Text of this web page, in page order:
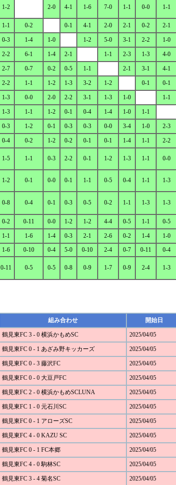
1-2 2-0 4-1 1-6 7-0 1-1 0-0 1-1
1-1 0-2 0-1 4-1 2-0 2-1 0-2 2-1
0-3 1-4 1-0 1-2 5-0 3-1 2-2 1-0
2-2 6-1 1-4 2-1 1-1 2-3 1-3 4-0
2-7 0-7 0-2 0-5 1-1 2-1 3-1 4-1
2-2 1-1 1-2 1-3 3-2 1-2 0-1 0-1
1-3 0-0 2-0 2-2 3-1 1-3 1-0 1-1
1-3 1-1 1-2 0-1 0-4 1-4 1-0 1-1
0-3 1-2 0-1 0-3 0-3 0-0 3-4 1-0 2-3
0-4 0-2 1-2 0-2 0-1 0-1 1-4 1-1 2-2
1-5 1-1 0-3 2-2 0-1 1-2 1-3 1-1 0-0
1-2 0-1 0-0 0-1 1-1 0-5 0-4 1-1 1-3
0-8 0-4 0-1 0-3 0-5 0-2 1-1 1-3 1-3
0-2 0-11 0-0 1-2 1-2 4-4 0-5 1-1 0-5
1-1 1-6 1-4 0-3 2-1 2-6 0-2 1-4 1-0
1-6 0-10 0-4 5-0 0-10 2-4 0-7 0-11 0-4
0-11 0-5 0-5 0-8 0-9 1-7 0-9 2-4 1-3
組み合わせ
開始日
鶴見東FC 3 - 0 横浜かもめSC 2025/04/05
鶴見東FC 0 - 1 あざみ野キッカーズ 2025/04/05
鶴見東FC 0 - 3 藤沢FC 2025/04/05
鶴見東FC 0 - 0 大豆戸FC 2025/04/05
鶴見東FC 2 - 0 横浜かもめSCLUNA 2025/04/05
鶴見東FC 1 - 0 元石川SC 2025/04/05
鶴見東FC 0 - 1 アローズSC 2025/04/05
鶴見東FC 4 - 0 KAZU SC 2025/04/05
鶴見東FC 0 - 1 FC本郷 2025/04/05
鶴見東FC 4 - 0 駒林SC 2025/04/05
鶴見東FC 3 - 4 菊名SC 2025/04/05